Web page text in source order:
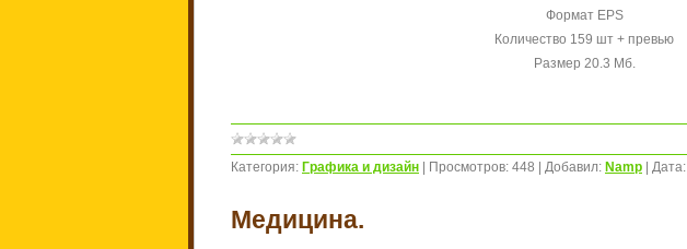
Формат EPS
Количество 159 шт + превью
Размер 20.3 Мб.
Категория: Графика и дизайн Просмотров: 448 Добавил: Namp Дата:
Медицина.